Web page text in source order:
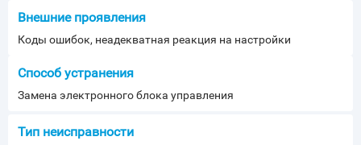
Коды ошибок, неадекватная реакция на настройки
Замена электронного блока управления